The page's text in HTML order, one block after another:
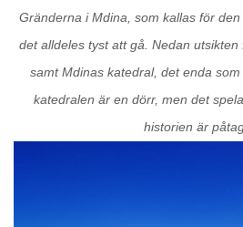
Gränderna i Mdina, som kallas för
det alldeles tyst att gå. Nedan
samt Mdinas katedral, det enda
katedralen är en dörr, men det
historien är